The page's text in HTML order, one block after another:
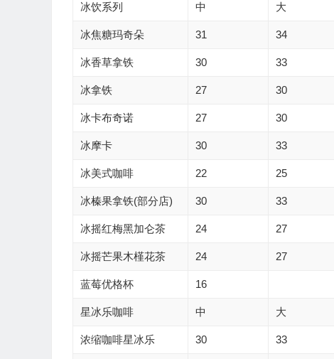
冰饮系列 中 大
冰焦糖玛奇朵 31 34
冰香草拿铁 30 33
冰拿铁 27 30
冰卡布奇诺 27 30
冰摩卡 30 33
冰美式咖啡 22 25
冰榛果拿铁(部分店) 30 33
冰摇红梅黑加仑茶 24 27
冰摇芒果木槿花茶 24 27
蓝莓优格杯 16
星冰乐咖啡 中 大
浓缩咖啡星冰乐 30 33